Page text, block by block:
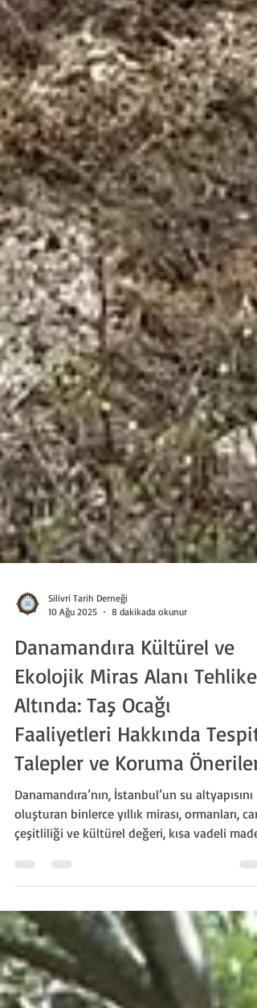
Silivri Tarih Derneği
10 Ağu 2025
Danamandıra Kültürel ve
Ekolojik Miras Alanı Tehlike
Altında: Taş Ocağı
Faaliyetleri Hakkında Tespit,
Talepler ve Koruma Önerileri
Danamandıra’nın, İstanbul’un su altyapısını
oluşturan binlerce yıllık mirası, ormanları,
çeşitliliği ve kültürel değeri, kısa vadeli
kazançlarına kurban edilmemelidir.